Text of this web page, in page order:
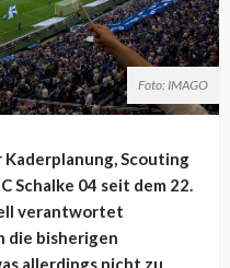
Foto: IMAGO
Scouting
Schalke 04 seit dem 22.
verantwortet
die bisherigen
allerdings nicht zu